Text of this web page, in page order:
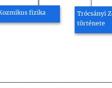
fizika
Trócsányi
története